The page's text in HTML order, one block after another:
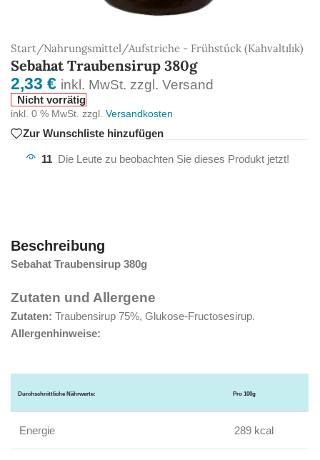
Start/Nahrungsmittel/Aufstriche - Frühstück (Kahvaltılık)
Sebahat Traubensirup 380g
2,33 € inkl. MwSt. zzgl. Versand
Nicht vorrätig
inkl. 0 % MwSt. zzgl. Versandkosten
Zur Wunschliste hinzufügen
11 Die Leute zu beobachten Sie dieses Produkt jetzt!
Beschreibung
Sebahat Traubensirup 380g
Zutaten und Allergene
Zutaten: Traubensirup 75%, Glukose-Fructosesirup.
Allergenhinweise:
Durchschnittliche Nährwerte: Pro 100g
Energie 289 kcal